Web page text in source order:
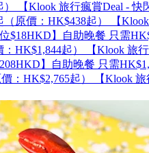
） 【Klook 旅行瘋賞Deal - 快
（原價：HK$438起） 【
$18HKD】自助晚餐 只需
：HK$1,844起） 【Klook 旅
】自助晚餐 只需
：HK$2,765起） 【Klook 旅